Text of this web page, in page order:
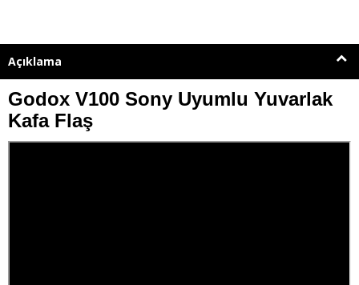
Açıklama
Godox V100 Sony Uyumlu Yuvarlak
Kafa Flaş